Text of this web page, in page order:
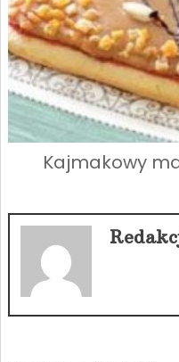
Kajmakowy